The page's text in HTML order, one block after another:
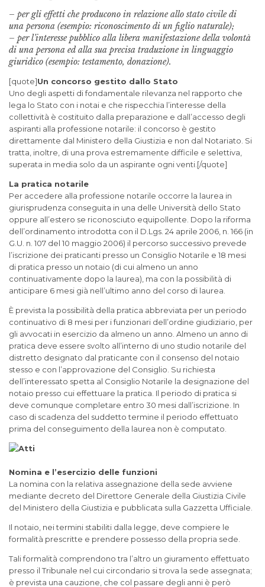
– per gli effetti che producono in relazione allo stato civile di
una persona (esempio: riconoscimento di un figlio naturale);
– per l’interesse pubblico alla libera manifestazione della volontà
di una persona ed alla sua precisa traduzione in linguaggio
giuridico (esempio: testamento, donazione).
[quote]Un concorso gestito dallo Stato
Uno degli aspetti di fondamentale rilevanza nel rapporto che
lega lo Stato con i notai e che rispecchia l’interesse della
collettività è costituito dalla preparazione e dall’accesso degli
aspiranti alla professione notarile: il concorso è gestito
direttamente dal Ministero della Giustizia e non dal Notariato. Si
tratta, inoltre, di una prova estremamente difficile e selettiva,
superata in media solo da un aspirante ogni venti.[/quote]
La pratica notarile
Per accedere alla professione notarile occorre la laurea in
giurisprudenza conseguita in una delle Università dello Stato
oppure all’estero se riconosciuto equipollente. Dopo la riforma
dell’ordinamento introdotta con il D.Lgs. 24 aprile 2006, n. 166 (in
G.U. n. 107 del 10 maggio 2006) il percorso successivo prevede
l’iscrizione dei praticanti presso un Consiglio Notarile e 18 mesi
di pratica presso un notaio (di cui almeno un anno
continuativamente dopo la laurea), ma con la possibilità di
anticipare 6 mesi già nell’ultimo anno del corso di laurea.
È prevista la possibilità della pratica abbreviata per un periodo
continuativo di 8 mesi per i funzionari dell’ordine giudiziario, per
gli avvocati in esercizio da almeno un anno. Almeno un anno di
pratica deve essere svolto all’interno di uno studio notarile del
distretto designato dal praticante con il consenso del notaio
stesso e con l’approvazione del Consiglio. Su richiesta
dell’interessato spetta al Consiglio Notarile la designazione del
notaio presso cui effettuare la pratica. Il periodo di pratica si
deve comunque completare entro 30 mesi dall’iscrizione. In
caso di scadenza del suddetto termine il periodo effettuato
prima del conseguimento della laurea non è computato.
Nomina e l’esercizio delle funzioni
La nomina con la relativa assegnazione della sede avviene
mediante decreto del Direttore Generale della Giustizia Civile
del Ministero della Giustizia e pubblicata sulla Gazzetta Ufficiale.
Il notaio, nei termini stabiliti dalla legge, deve compiere le
formalità prescritte e prendere possesso della propria sede.
Tali formalità comprendono tra l’altro un giuramento effettuato
presso il Tribunale nel cui circondario si trova la sede assegnata;
è prevista una cauzione, che col passare degli anni è però